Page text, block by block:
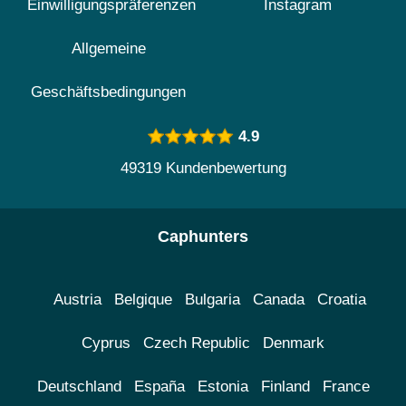
Einwilligungspräferenzen
Allgemeine
Geschäftsbedingungen
Instagram
4.9
49319 Kundenbewertung
Caphunters
Austria Belgique Bulgaria Canada Croatia
Cyprus Czech Republic Denmark
Deutschland España Estonia Finland France